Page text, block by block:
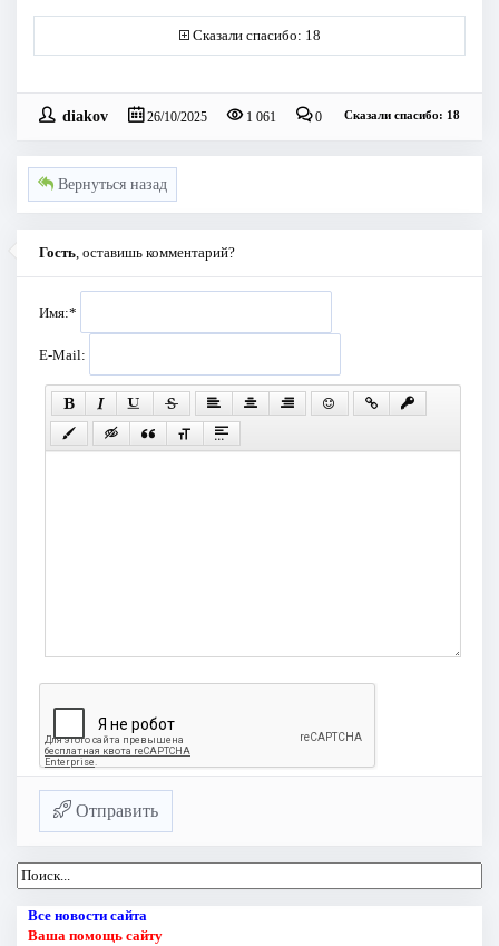
Сказали спасибо: 18
diakov 26/10/2025 1 061 0 Сказали спасибо: 18
Вернуться назад
Гость, оставишь комментарий?
Имя:*
E-Mail:
Отправить
Все новости сайта
Ваша помощь сайту